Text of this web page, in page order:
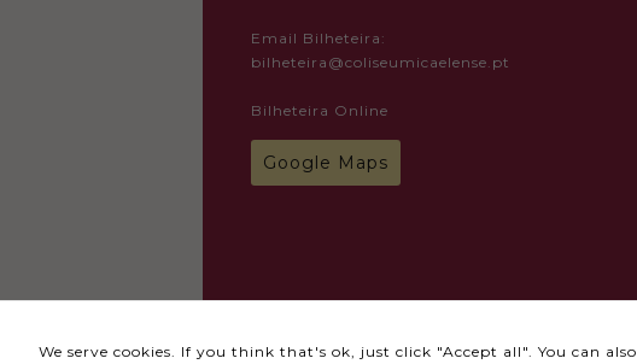
Email Bilheteira:
bilheteira@coliseumicaelense.pt
Bilheteira Online
Google Maps
Termos e Condições Política de Privacidade
We serve cookies. If you think that's ok, just click "Accept all". You can